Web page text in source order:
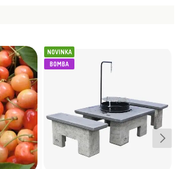
NOVINKA
BOMBA